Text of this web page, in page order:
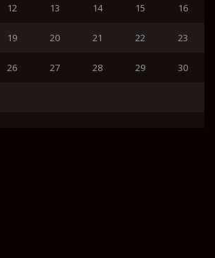
12 13 14 15 16
19 20 21 22 23
26 27 28 29 30